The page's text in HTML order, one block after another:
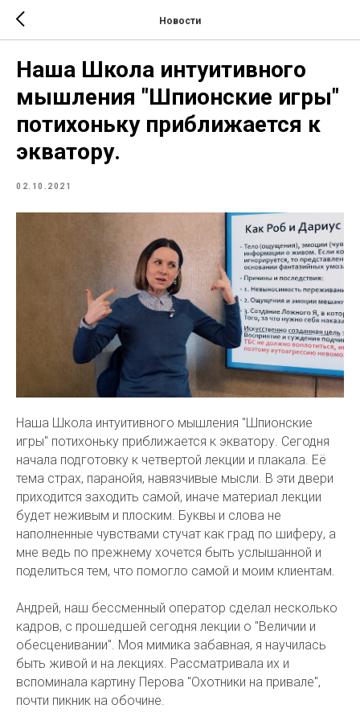
Новости
Наша Школа интуитивного
мышления "Шпионские игры"
потихоньку приближается к
экватору.
02.10.2021
Наша Школа интуитивного мышления "Шпионские
игры" потихоньку приближается к экватору. Сегодня
начала подготовку к четвертой лекции и плакала. Её
тема страх, паранойя, навязчивые мысли. В эти двери
приходится заходить самой, иначе материал лекции
будет неживым и плоским. Буквы и слова не
наполненные чувствами стучат как град по шиферу, а
мне ведь по прежнему хочется быть услышанной и
поделиться тем, что помогло самой и моим клиентам.
Андрей, наш бессменный оператор сделал несколько
кадров, с прошедшей сегодня лекции о "Величии и
обесценивании". Моя мимика забавная, я научилась
быть живой и на лекциях. Рассматривала их и
вспоминала картину Перова "Охотники на привале",
почти пикник на обочине.